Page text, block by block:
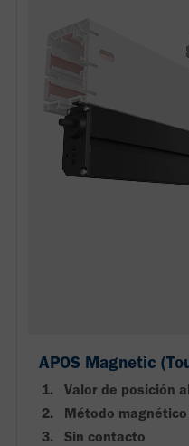
APOS Magnetic
Valor de posición
Método
Sin contacto